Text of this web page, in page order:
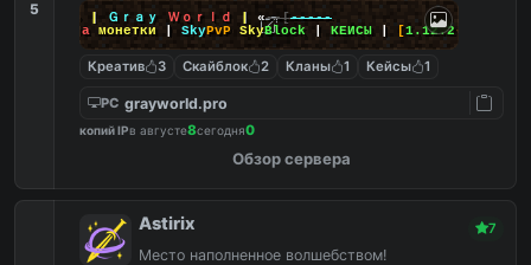
5
----- Ｇｒａｙ Ｗｏｒｌｄ «--[-----
за монетки | SkyPvP SkyBlock | КЕЙСЫ | [1.12.2-
Креатив 3 Скайблок 2 Кланы 1 Кейсы 1
PC grayworld.pro
копий IPв августе8сегодня0
Обзор сервера
Astirix 7
Место наполненное волшебством!